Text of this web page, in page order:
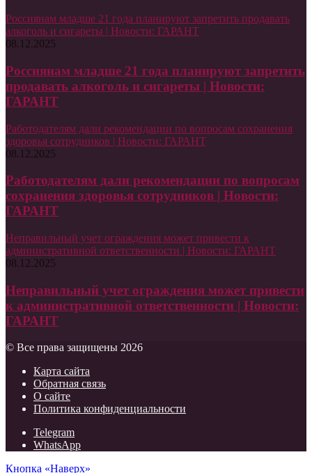
Россиянам младше 21 года планируют запретить продавать
алкоголь и сигареты | Новости: ГАРАНТ
08.12.2025
Россиянам младше 21 года планируют запретить
продавать алкоголь и сигареты | Новости:
ГАРАНТ
Работодателям дали рекомендации по вопросам сохранения
здоровья сотрудников | Новости: ГАРАНТ
08.12.2025
Работодателям дали рекомендации по вопросам
сохранения здоровья сотрудников | Новости:
ГАРАНТ
Неправильный учет ограждения может привести к
административной ответственности | Новости: ГАРАНТ
08.12.2025
Неправильный учет ограждения может привести
к административной ответственности | Новости:
ГАРАНТ
© Все права защищены 2026
Карта сайта
Обратная связь
О сайте
Политика конфиденциальности
Telegram
WhatsApp
Кнопка «Наверх»